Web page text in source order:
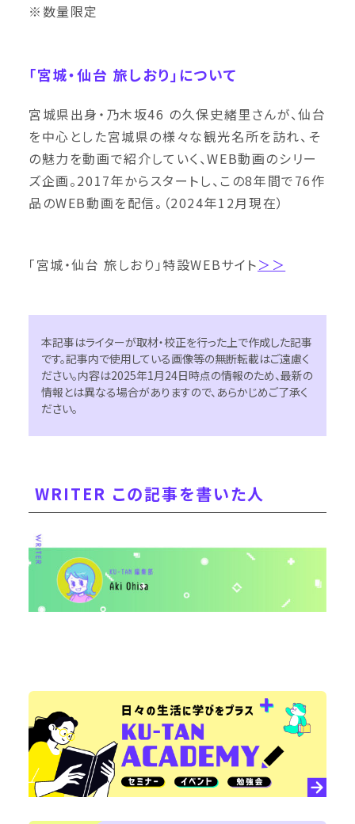
※数量限定
「宮城・仙台 旅しおり」について
宮城県出身・乃木坂46 の久保史緒里さんが、仙台
を中心とした宮城県の様々な観光名所を訪れ、そ
の魅力を動画で紹介していく、WEB動画のシリー
ズ企画。2017年からスタートし、この8年間で76作
品のWEB動画を配信。（2024年12月現在）
「宮城・仙台 旅しおり」特設WEBサイト＞＞
本記事はライターが取材・校正を行った上で作成した記事
です。記事内で使用している画像等の無断転載はご遠慮く
ださい。内容は2025年1月24日時点の情報のため、最新の
情報とは異なる場合がありますので、あらかじめご了承く
ださい。
WRITER この記事を書いた人